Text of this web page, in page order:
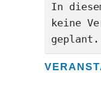
In
keine
geplant.